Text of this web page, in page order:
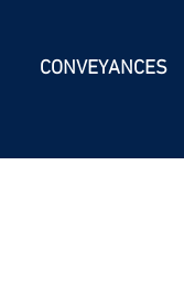
CONVEYANCES